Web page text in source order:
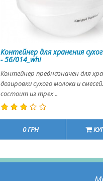
Контейнер для хранения
- 56/014_whi
Контейнер предназначен для
дозировки сухого молока и
состоит из трех ..
0 ГРН